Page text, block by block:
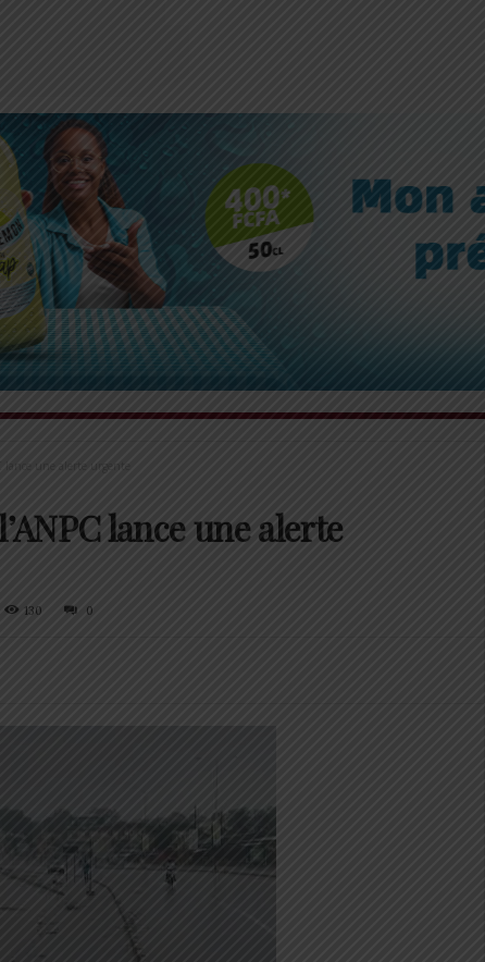
lance une alerte urgente
lance une alerte
130 0